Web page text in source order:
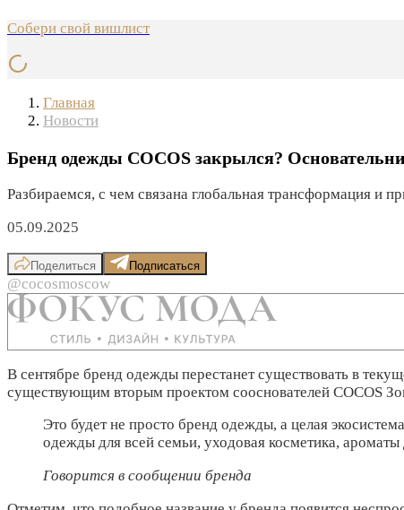
Собери свой вишлист
Главная
Новости
Бренд одежды COCOS закрылся?
Разбираемся, с чем связана глобальная трансформация и
05.09.2025
Поделиться Подписаться
@cocosmoscow
В сентябре бренд одежды перестанет существовать в
существующим вторым проектом сооснователей COCOS
Это будет не просто бренд одежды, а целая
одежды для всей семьи, уходовая косметика,
Говорится в сообщении бренда